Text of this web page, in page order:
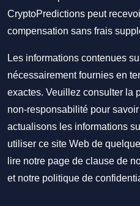
CryptoPredictions peut
compensation sans frais
Les informations contenues
nécessairement fournies en
exactes. Veuillez consulter la
non-responsabilité pour
actualisons les informations
utiliser ce site Web de
lire notre page de clause de
et notre politique de